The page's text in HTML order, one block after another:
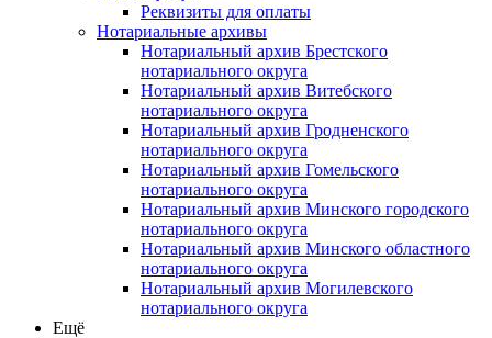
Реквизиты для оплаты
Нотариальные архивы
Нотариальный архив Брестского
нотариального округа
Нотариальный архив Витебского
нотариального округа
Нотариальный архив Гродненского
нотариального округа
Нотариальный архив Гомельского
нотариального округа
Нотариальный архив Минского городского
нотариального округа
Нотариальный архив Минского областного
нотариального округа
Нотариальный архив Могилевского
нотариального округа
Ещё